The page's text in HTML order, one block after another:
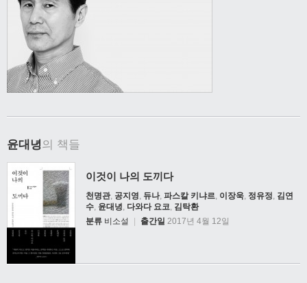
윤대녕의 책들
이것이 나의 도끼다
천명관, 공지영, 듀나, 파스칼 키냐르, 이장욱, 정유정, 김연
수, 윤대녕, 다와다 요코, 김탁환
분류 비소설 출간일 2017년 4월 12일